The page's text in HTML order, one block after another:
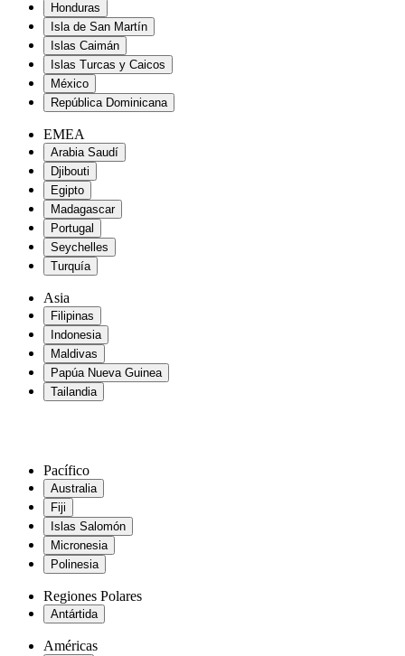
Honduras
Isla de San Martín
Islas Caimán
Islas Turcas y Caicos
México
República Dominicana
EMEA
Arabia Saudí
Djibouti
Egipto
Madagascar
Portugal
Seychelles
Turquía
Asia
Filipinas
Indonesia
Maldivas
Papúa Nueva Guinea
Tailandia
Pacífico
Australia
Fiji
Islas Salomón
Micronesia
Polinesia
Regiones Polares
Antártida
Américas